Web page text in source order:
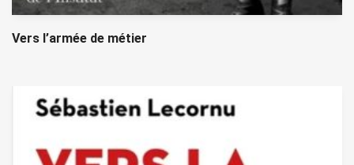
Vers l’armée de métier